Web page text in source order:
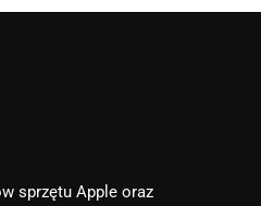
sprzętu Apple oraz